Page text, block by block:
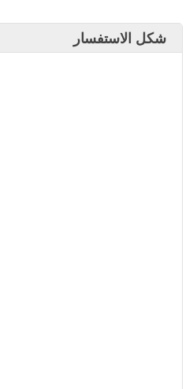
شكل الاستفسار